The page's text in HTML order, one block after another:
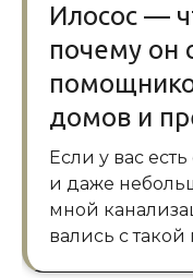
Илосос —
почему он
домов и
Если у вас есть собственный дом, дача ил
и даже
мной
вались с